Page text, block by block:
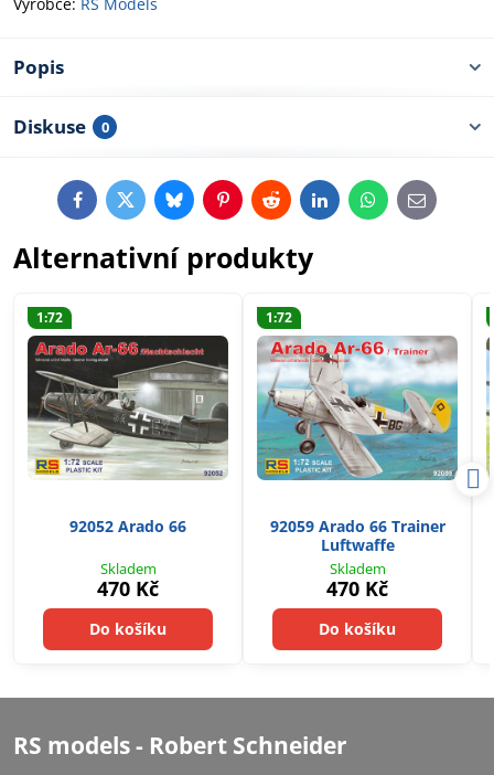
Popis
Diskuse 0
FacebookTwitterBlueskyPinterestRedditLinkedInWhatsApp
E-
mail
Alternativní produkty
1:72
92052 Arado 66
Skladem
470 Kč
Do košíku
1:72
92059 Arado 66 Trainer
Luftwaffe
Skladem
470 Kč
Do košíku
RS models - Robert Schneider